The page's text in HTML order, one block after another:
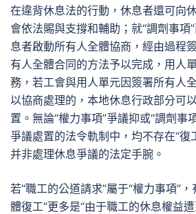
在違背休息法的行動，休息者還可向
會依法賜與支撐和輔助；就“調劑事項
息者啟動所有人全體協商，經由過程
有人全體合同的方法予以完成，用人
務，若工會與用人單元因簽署所有人
以協商處理的，本地休息行政部分可
置。無論“權力事項”爭議抑或“調劑事
爭議處置的法令軌制中，均不存在“復
并非處理休息爭議的法定手腕。
若“職工的公道請求”屬于“權力事項”
體復工”更多是“由于職工的休息權益遭